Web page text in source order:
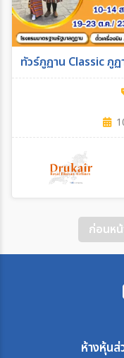
ทัวร์ภูฏาน Classic ภู
ก่อนห
ห้างหุ้นส่